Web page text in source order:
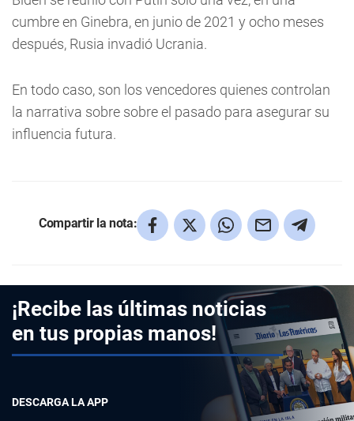
cumbre en Ginebra, en junio de 2021 y ocho meses
después, Rusia invadió Ucrania.
En todo caso, son los vencedores quienes controlan
la narrativa sobre sobre el pasado para asegurar su
influencia futura.
Compartir la nota:
¡Recibe las últimas noticias
en tus propias manos!
DESCARGA LA APP